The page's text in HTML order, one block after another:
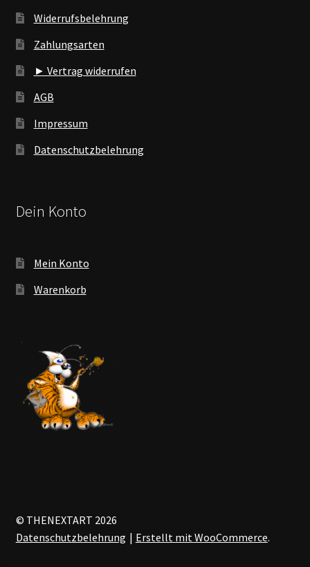
Widerrufsbelehrung
Zahlungsarten
► Vertrag widerrufen
AGB
Impressum
Datenschutzbelehrung
Dein Konto
Mein Konto
Warenkorb
© THENEXTART 2026
Datenschutzbelehrung
Erstellt mit WooCommerce.